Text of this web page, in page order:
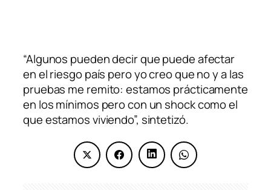
“Algunos pueden decir que puede afectar
en el riesgo país pero yo creo que no y a las
pruebas me remito: estamos prácticamente
en los mínimos pero con un shock como el
que estamos viviendo”, sintetizó.